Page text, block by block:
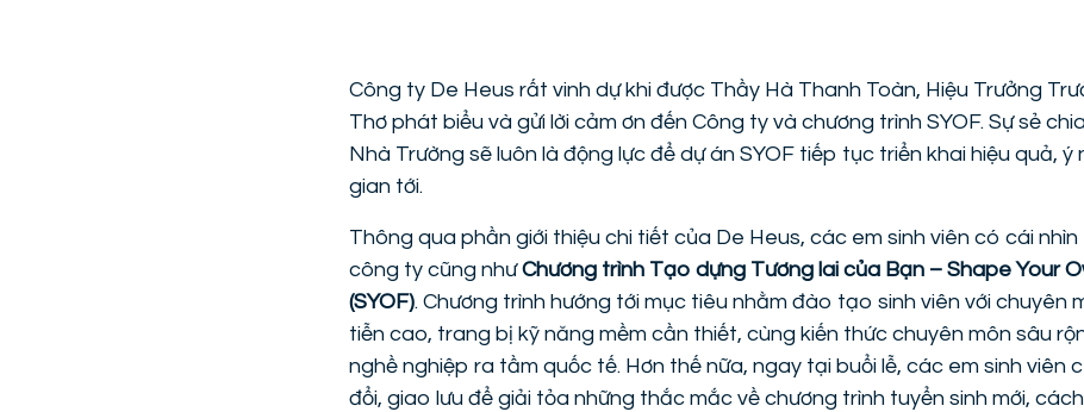
Công ty De Heus rất vinh dự khi được Thầy Hà Thanh Toàn, Hiệu Trưởng
Thơ phát biểu và gửi lời cảm ơn đến Công ty và chương trình SYOF. Sự sẻ
Nhà Trường sẽ luôn là động lực để dự án SYOF tiếp tục triển khai hiệu quả,
gian tới.
Thông qua phần giới thiệu chi tiết của De Heus, các em sinh viên có cái
công ty cũng nhưChương trình Tạo dựng Tương lai của Bạn – Shape Your
(SYOF). Chương trình hướng tới mục tiêu nhằm đào tạo sinh viên với chuyên
tiễn cao, trang bị kỹ năng mềm cần thiết, cùng kiến thức chuyên môn sâu
nghề nghiệp ra tầm quốc tế. Hơn thế nữa, ngay tại buổi lễ, các em sinh viên
đổi, giao lưu để giải tỏa những thắc mắc về chương trình tuyển sinh mới,